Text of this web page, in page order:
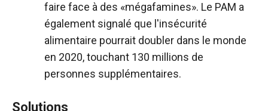
faire face à des «mégafamines». Le PAM a
également signalé que l'insécurité
alimentaire pourrait doubler dans le monde
en 2020, touchant 130 millions de
personnes supplémentaires.
Solutions